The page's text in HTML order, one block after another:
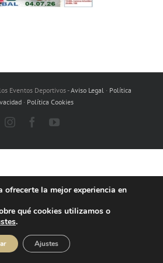
Eventos Deportivos -Aviso Legal · Política
· Política Cookies
InstagramFacebookYouTube
ofrecerte la mejor experiencia en
qué cookies utilizamos o
.
Ajustes